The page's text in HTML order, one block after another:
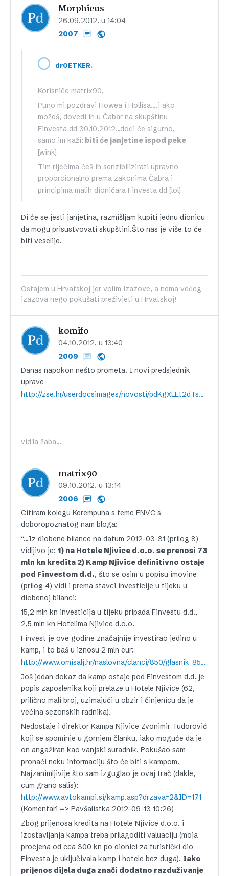
Morphieus
26.09.2012. u 14:04
2007
drOETKER,
Korisniče matrix90,
Puno mi pozdravi Howea i Hollisa….i ako
možeš, dovedi ih u Čabar na skupštinu
Finvesta dd 30.10.2012…doći će sigurno,
samo im kaži: biti će janjetine ispod peke
[wink]
Tim riječima ćeš ih senzibilizirati upravno
proporcionalno prema zakonima Čabra i
principima malih dioničara Finvesta dd [lol]
Di će se jesti janjetina, razmišljam kupiti jednu dionicu
da mogu prisustvovati skupštini.Što nas je više to će
biti veselije.
Ostajem u Hrvatskoj jer volim izazove, a nema većeg
izazova nego pokušati preživjeti u Hrvatskoj!
komifo
04.10.2012. u 13:40
2009
Danas napokon nešto prometa. I novi predsjednik
uprave
http://zse.hr/userdocsimages/novosti/pdKgXLEt2dTsRFlK5bFbrg==.pdf
vid'la žaba...
matrix90
09.10.2012. u 13:14
2006
Citiram kolegu Kerempuha s teme FNVC s
doboropoznatog nam bloga:
“…Iz diobene bilance na datum 2012-03-31 (prilog 8)
vidljivo je: 1) na Hotele Njivice d.o.o. se prenosi 73
mln kn kredita 2) Kamp Njivice definitivno ostaje
pod Finvestom d.d., što se osim u popisu imovine
(prilog 4) vidi i prema stavci investicije u tijeku u
diobenoj bilanci:
15,2 mln kn investicija u tijeku pripada Finvestu d.d.,
2,5 mln kn Hotelima Njivice d.o.o.
Finvest je ove godine značajnije investirao jedino u
kamp, i to baš u iznosu 2 mln eur:
http://www.omisalj.hr/naslovna/clanci/850/glasnik_85/859/kamp_njivice_domacin_13_adria_camping_rallyja.htm
Još jedan dokaz da kamp ostaje pod Finvestom d.d. je
popis zaposlenika koji prelaze u Hotele Njivice (62,
prilično mali broj, uzimajući u obzir i činjenicu da je
većina sezonskih radnika).
Nedostaje i direktor Kampa Njivice Zvonimir Tudorović
koji se spominje u gornjem članku, iako moguće da je
on angažiran kao vanjski suradnik. Pokušao sam
pronaći neku informaciju što će biti s kampom.
Najzanimljivije što sam izguglao je ovaj trač (dakle,
cum grano salis):
http://www.avtokampi.si/kamp.asp?drzava=2&ID=171
(Komentari => Pavšalistka 2012-09-13 10:26)
Zbog prijenosa kredita na Hotele Njivice d.o.o. i
izostavljanja kampa treba prilagoditi valuaciju (moja
procjena od cca 300 kn po dionici za turistički dio
Finvesta je uključivala kamp i hotele bez duga). Iako
prijenos dijela duga znači dodatno razduživanje